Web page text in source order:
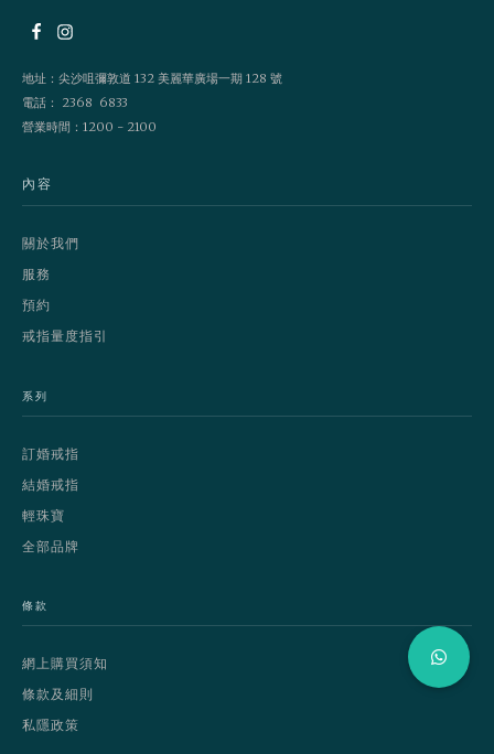
地址：尖沙咀彌敦道 132 美麗華廣場一期 128 號
電話： 2368 6833
營業時間：1200 - 2100
內容
關於我們
服務
預約
戒指量度指引
系列
訂婚戒指
結婚戒指
輕珠寶
全部品牌
條款
網上購買須知
條款及細則
私隱政策